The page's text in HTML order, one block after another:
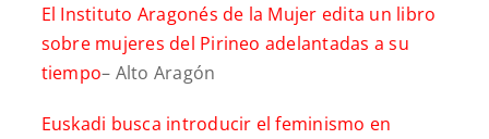
El Instituto Aragonés de la Mujer edita un libro
sobre mujeres del Pirineo adelantadas a su
tiempo– Alto Aragón
Euskadi busca introducir el feminismo en